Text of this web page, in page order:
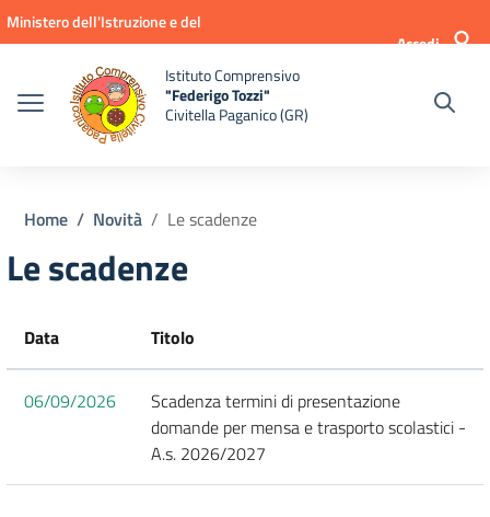
Vai ai contenuti
Vai al menu di navigazione
Vai al footer
Ministero dell'Istruzione e del
Accedi
Istituto Comprensivo
"Federigo Tozzi"
Civitella Paganico (GR)
Home Novità Le scadenze
Le scadenze
Data Titolo
06/09/2026
Scadenza termini di presentazione
domande per mensa e trasporto scolastici -
A.s. 2026/2027